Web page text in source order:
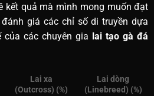
kết quả mà mình mong muốn đạt
giá các chỉ số di truyền dựa
các chuyên gia lai tạo gà đá
Lai xa
(Outcross) (%)
Lai dòng
(Linebreed) (%)